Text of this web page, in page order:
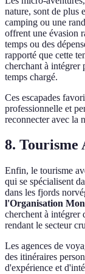
nature, sont de plus
camping ou une
offrent une évasion
temps ou des
rapporté que cette
cherchant à intégrer
temps chargé.
Ces escapades
professionnelle et
reconnecter avec la
8. Tourisme
Enfin, le tourisme
qui se spécialisent
dans les fjords
l'Organisation
cherchent à intégrer
rendant le secteur
Les agences de
des itinéraires
d'expérience et